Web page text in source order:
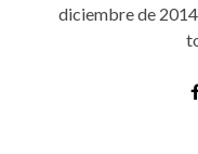
diciembre de